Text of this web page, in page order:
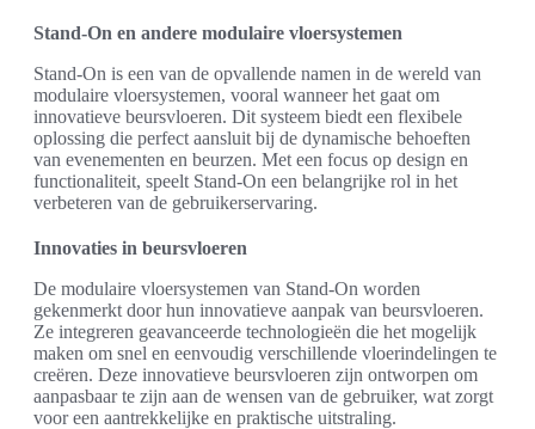
Stand-On en andere modulaire vloersystemen
Stand-On is een van de opvallende namen in de wereld van
modulaire vloersystemen, vooral wanneer het gaat om
innovatieve beursvloeren. Dit systeem biedt een flexibele
oplossing die perfect aansluit bij de dynamische behoeften
van evenementen en beurzen. Met een focus op design en
functionaliteit, speelt Stand-On een belangrijke rol in het
verbeteren van de gebruikerservaring.
Innovaties in beursvloeren
De modulaire vloersystemen van Stand-On worden
gekenmerkt door hun innovatieve aanpak van beursvloeren.
Ze integreren geavanceerde technologieën die het mogelijk
maken om snel en eenvoudig verschillende vloerindelingen te
creëren. Deze innovatieve beursvloeren zijn ontworpen om
aanpasbaar te zijn aan de wensen van de gebruiker, wat zorgt
voor een aantrekkelijke en praktische uitstraling.